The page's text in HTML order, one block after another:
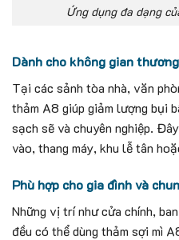
Ứng dụng đa dạng
Dành cho không gian
Tại các sảnh tòa nhà, văn
thảm A8 giúp giảm lượng bụi
sạch sẽ và chuyên nghiệp.
vào, thang máy, khu lễ tân
Phù hợp cho gia đình và
Những vị trí như cửa chính,
đều có thể dùng thảm sợi mì